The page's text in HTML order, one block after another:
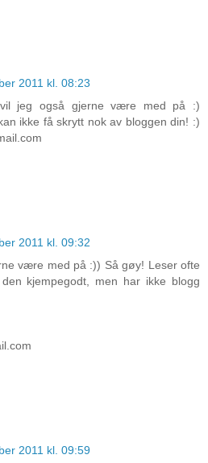
2011 kl. 08:23
jeg også gjerne være med på :)
ikke få skrytt nok av bloggen din! :)
2011 kl. 09:32
være med på :)) Så gøy! Leser ofte
kjempegodt, men har ikke blogg
2011 kl. 09:59